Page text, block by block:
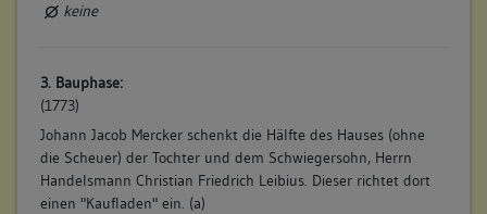
keine
3. Bauphase:
(1773)
Johann Jacob Mercker schenkt die Hälfte des Hauses (ohne
die Scheuer) der Tochter und dem Schwiegersohn, Herrn
Handelsmann Christian Friedrich Leibius. Dieser richtet dort
einen "Kaufladen" ein. (a)